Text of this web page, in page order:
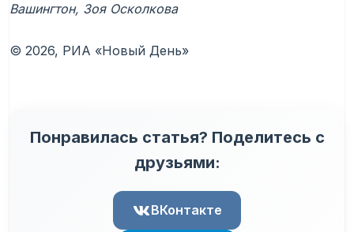
Вашингтон, Зоя Осколкова
© 2026, РИА «Новый День»
Понравилась статья? Поделитесь с
друзьями:
ВКонтакте